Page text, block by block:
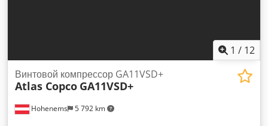
1 / 12
Hohenems 5 792 km
Винтовой компрессор GA11VSD+
Atlas Copco GA11VSD+